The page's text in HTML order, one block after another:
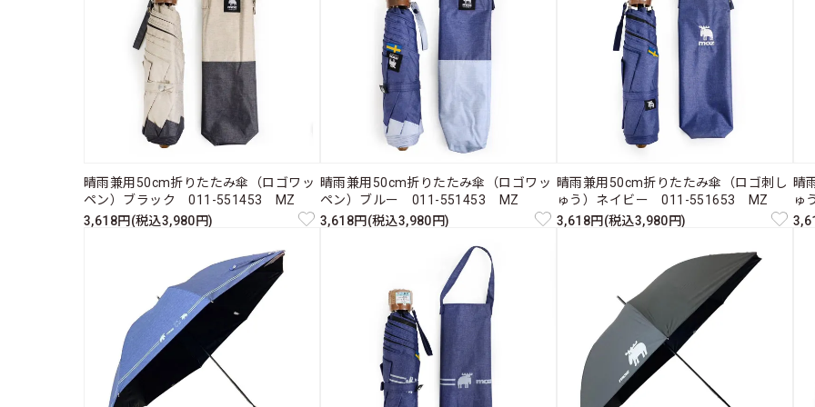
晴雨兼用50cm折りたたみ傘（ロゴワッ
ペン）ブラック 011-551453 MZ
3,618円(税込3,980円)
晴雨兼用50cm折りたたみ傘（ロゴワッ
ペン）ブルー 011-551453 MZ
3,618円(税込3,980円)
晴雨兼用50cm折りたたみ傘（ロゴ刺し
ゅう）ネイビー 011-551653 MZ
3,618円(税込3,980円)
晴
ゅ